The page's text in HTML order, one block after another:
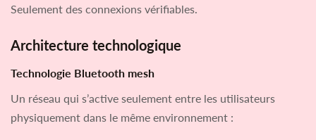
Seulement des connexions vérifiables.
Architecture technologique
Technologie Bluetooth mesh
Un réseau qui s’active seulement entre les utilisateurs
physiquement dans le même environnement :